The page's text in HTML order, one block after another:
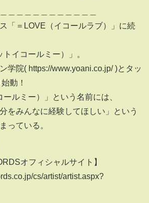
「＝LOVE（イコールラブ）」に続
イコールミー）」。
学院( https://www.yoani.co.jp/ )とタッ
動！
ルミー）」という名前には、
をみんなに経験してほしい」という
っている。
オフィシャルサイト】
cs/artist/artist.aspx?